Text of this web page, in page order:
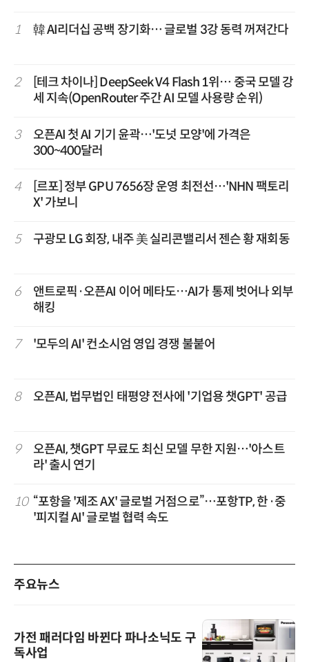
1 韓 AI리더십 공백 장기화… 글로벌 3강 동력 꺼져간다
2
[테크 차이나] DeepSeek V4 Flash 1위… 중국 모델 강
세 지속(OpenRouter 주간 AI 모델 사용량 순위)
3
오픈AI 첫 AI 기기 윤곽…'도넛 모양'에 가격은
300~400달러
4
[르포] 정부 GPU 7656장 운영 최전선…'NHN 팩토리
X' 가보니
5 구광모 LG 회장, 내주 美 실리콘밸리서 젠슨 황 재회동
6
앤트로픽·오픈AI 이어 메타도…AI가 통제 벗어나 외부
해킹
7 '모두의 AI' 컨소시엄 영입 경쟁 불붙어
8 오픈AI, 법무법인 태평양 전사에 '기업용 챗GPT' 공급
9
오픈AI, 챗GPT 무료도 최신 모델 무한 지원…'아스트
라' 출시 연기
10 “포항을 '제조 AX' 글로벌 거점으로”…포항TP, 한·중
'피지컬 AI' 글로벌 협력 속도
주요뉴스
가전 패러다임 바뀐다 파나소닉도 구
독사업